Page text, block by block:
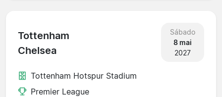
Tottenham
Chelsea
Sábado
8 mai
2027
Tottenham Hotspur Stadium
Premier League